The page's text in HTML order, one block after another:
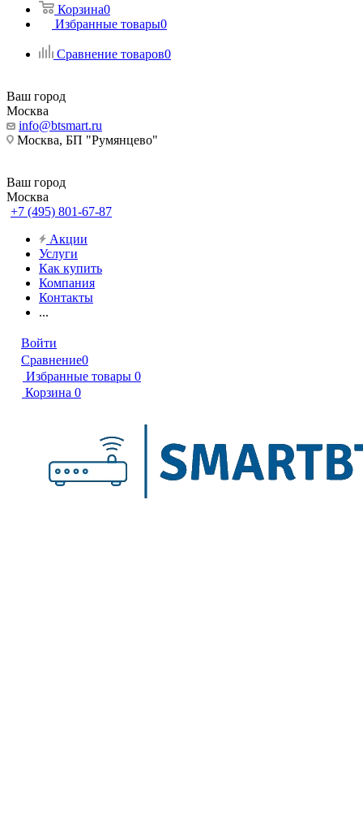
Корзина0
Избранные товары0
Сравнение товаров0
Ваш город
Москва
info@btsmart.ru
Москва, БП "Румянцево"
Ваш город
Москва
+7 (495) 801-67-87
Акции
Услуги
Как купить
Компания
Контакты
...
Войти
Сравнение0
Избранные товары 0
Корзина 0